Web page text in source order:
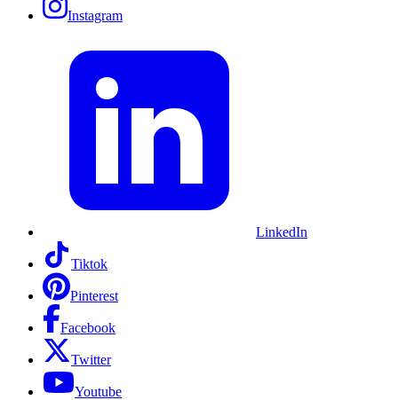
Instagram
LinkedIn
Tiktok
Pinterest
Facebook
Twitter
Youtube